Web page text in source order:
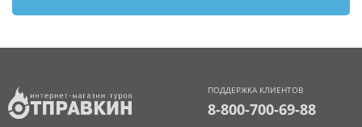
ПОДДЕРЖКА КЛИЕНТОВ
8-800-700-69-88